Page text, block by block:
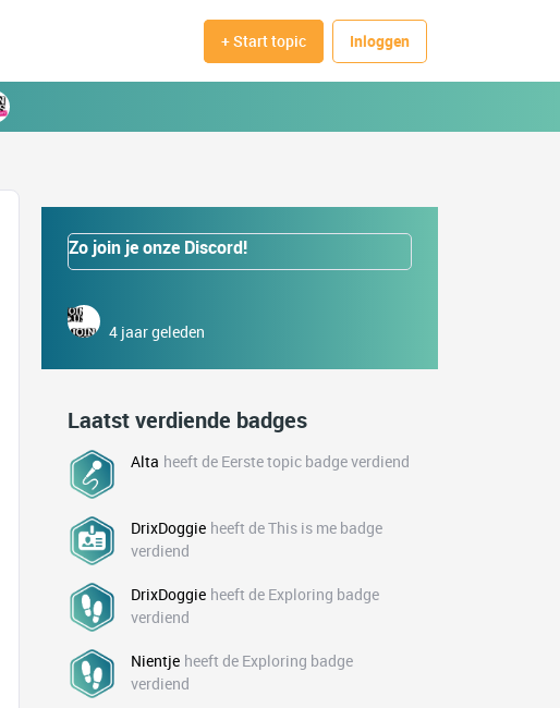
+ Start topic Inloggen
Zo join je onze Discord!
4 jaar geleden
Laatst verdiende badges
Alta heeft de Eerste topic badge verdiend
DrixDoggie heeft de This is me badge
verdiend
DrixDoggie heeft de Exploring badge
verdiend
Nientje heeft de Exploring badge
verdiend